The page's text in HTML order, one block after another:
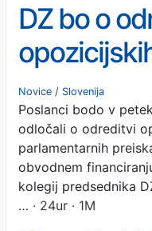
DZ bo o
komisij
Novice / Slovenija
Poslanci bodo v
odločali o odreditvi
parlamentarnih
obvodnem
kolegij predsednika
… · 24ur · 1M